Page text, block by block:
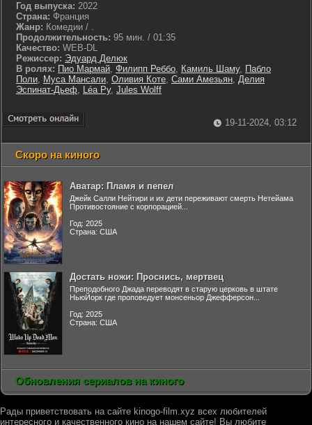
Год выпуска: 2022
Страна: Франция
Жанр: Комедии / .
Продолжительность: 95 мин. / 01:35
Качество: WEB-DL
Режиссер: Эдуард Делюк
В ролях: Пио Мармай, Филипп Реббо, Камиль Шаму, Пабло
Поли, Муса Мансали, Оливия Коте, Сами Амезьян, Делия
Эспинат-Дьеф, Léa Py, Jules Wolff
19-11-2024, 03:12
Скоро на киного
Аватар: Пламя и пепел
Джейк Салли Нейтири и их дети переживают смерть Нетейама
Противостояние с корпорацией...
Год: 2025
Страна: США
Достать ножи: Проснись, мертвец
Преподобного Джада переводят в старую церковь в штате
НьюЙорк где проповедует монсеньор Джефферсон...
Год: 2025
Страна: США
Обновления сериалов на киного
Рады приветствовать на сайте kinogo-film.xyz всех любителей
интересного и качественного кино на нашем сайте! Вы любите